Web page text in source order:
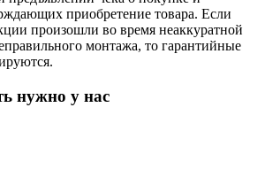
приобретение товара. Если
произошли во время неаккуратной
монтажа, то гарантийные
нужно у нас